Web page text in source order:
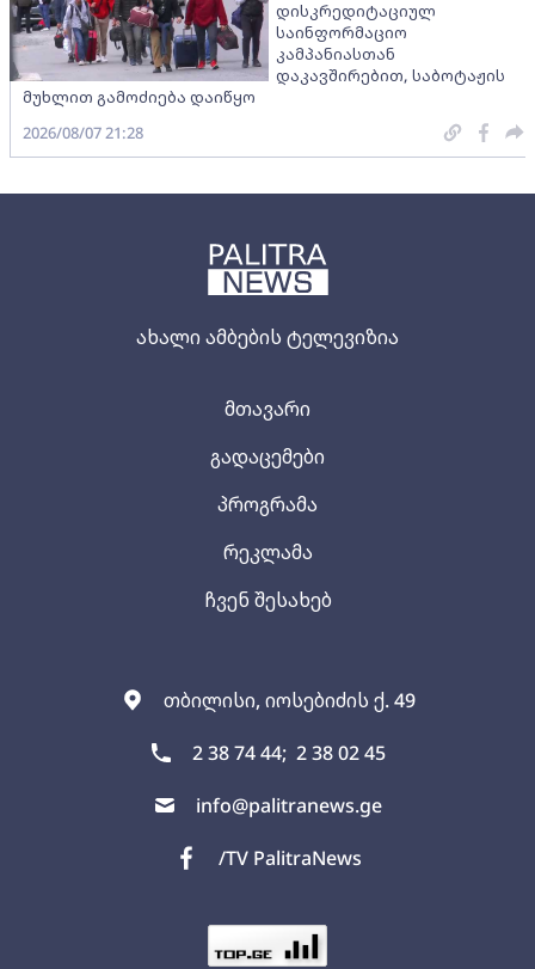
ახალი ამბების ტელევიზია
თბილისი, იოსებიძის ქ. 49
2 38 74 44; 2 38 02 45
info@palitranews.ge
/TV PalitraNews
მთავარი
გადაცემები
პროგრამა
რეკლამა
ჩვენ შესახებ
დისკრედიტაციულ
საინფორმაციო
კამპანიასთან
დაკავშირებით, საბოტაჟის
მუხლით გამოძიება დაიწყო
2026/08/07 21:28